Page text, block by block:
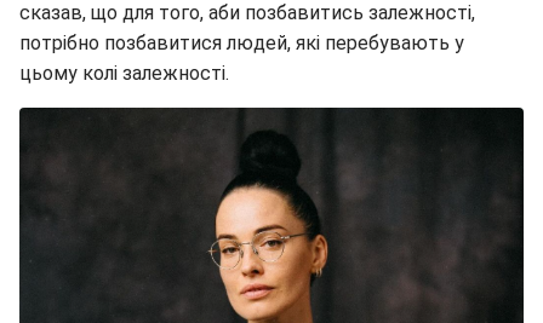
сказав, що для того, аби позбавитись залежності,
потрібно позбавитися людей, які перебувають у
цьому колі залежності.